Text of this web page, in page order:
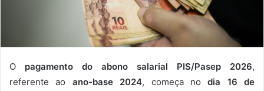
O pagamento do abono salarial PIS/Pasep 2026,
referente ao ano-base 2024, começa nodia 16 de